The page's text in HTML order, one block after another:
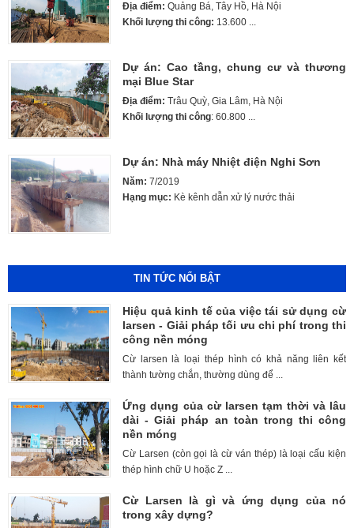
Địa điểm: Quảng Bá, Tây Hồ, Hà Nội
Khối lượng thi công: 13.600 ...
Dự án: Cao tầng, chung cư và thương
mại Blue Star
Địa điểm: Trâu Quỳ, Gia Lâm, Hà Nội
Khối lượng thi công: 60.800 ...
Dự án: Nhà máy Nhiệt điện Nghi Sơn
Năm: 7/2019
Hạng mục: Kè kênh dẫn xử lý nước thải
TIN TỨC NỔI BẬT
Hiệu quả kinh tế của việc tái sử dụng cừ
larsen - Giải pháp tối ưu chi phí trong thi
công nền móng
Cừ larsen là loại thép hình có khả năng liên kết
thành tường chắn, thường dùng để ...
Ứng dụng của cừ larsen tạm thời và lâu
dài - Giải pháp an toàn trong thi công
nền móng
Cừ Larsen (còn gọi là cừ ván thép) là loại cấu kiện
thép hình chữ U hoặc Z ...
Cừ Larsen là gì và ứng dụng của nó
trong xây dựng?